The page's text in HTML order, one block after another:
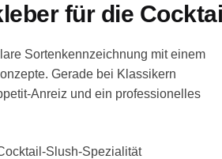
für die
Sortenkennzeichnung mit einem
Gerade bei Klassikern
Anreiz und ein professionelles
Slush-Spezialität